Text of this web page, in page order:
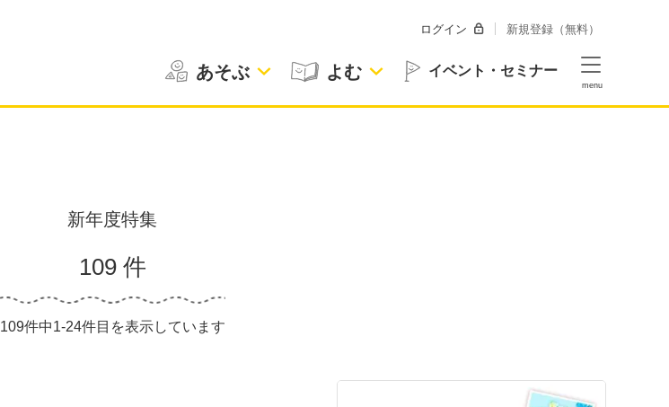
あそぶ よむ イベント・セミナー
ログイン 新規登録（無料）
新年度特集
109 件
109件中1-24件目を表示しています